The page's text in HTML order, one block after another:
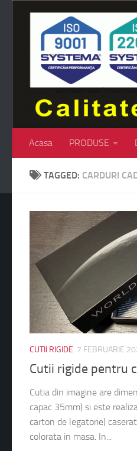
Skip to content
Acasa PRODUSE
TAGGED: CARDURI
CUTII RIGIDE 7 FEBRUARIE
Cutii rigide pentru
Cutia din imagine are
capac 35mm) si este
carton de legatorie)
colorata in masa. In...